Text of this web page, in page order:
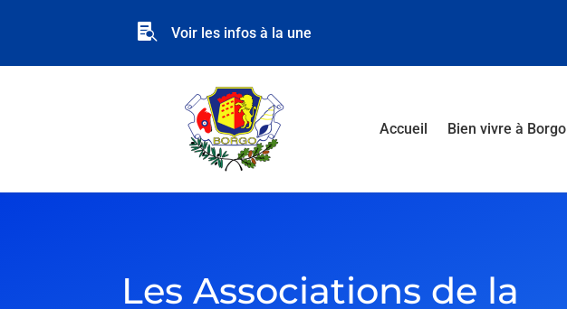
 Voir les infos à la une
Accueil Bien vivre à Borgo
Les Associations de la